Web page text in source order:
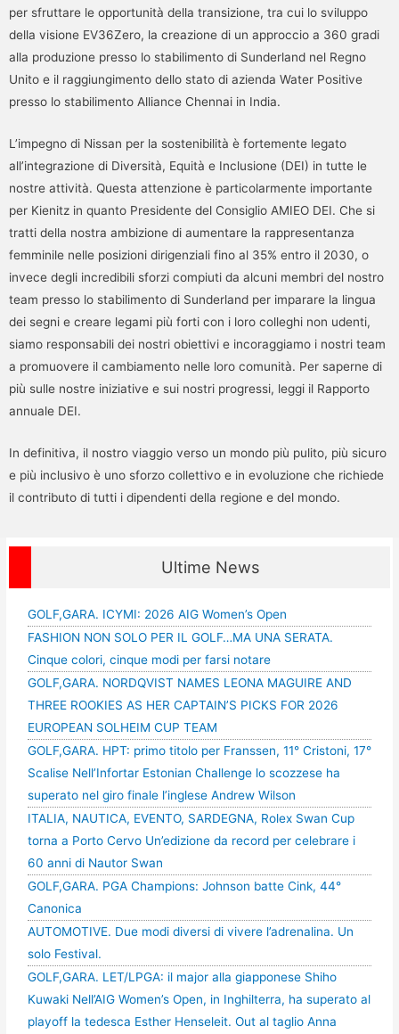
per sfruttare le opportunità della transizione, tra cui lo sviluppo
della visione EV36Zero, la creazione di un approccio a 360 gradi
alla produzione presso lo stabilimento di Sunderland nel Regno
Unito e il raggiungimento dello stato di azienda Water Positive
presso lo stabilimento Alliance Chennai in India.
L’impegno di Nissan per la sostenibilità è fortemente legato
all’integrazione di Diversità, Equità e Inclusione (DEI) in tutte le
nostre attività. Questa attenzione è particolarmente importante
per Kienitz in quanto Presidente del Consiglio AMIEO DEI. Che si
tratti della nostra ambizione di aumentare la rappresentanza
femminile nelle posizioni dirigenziali fino al 35% entro il 2030, o
invece degli incredibili sforzi compiuti da alcuni membri del nostro
team presso lo stabilimento di Sunderland per imparare la lingua
dei segni e creare legami più forti con i loro colleghi non udenti,
siamo responsabili dei nostri obiettivi e incoraggiamo i nostri team
a promuovere il cambiamento nelle loro comunità. Per saperne di
più sulle nostre iniziative e sui nostri progressi, leggi il Rapporto
annuale DEI.
In definitiva, il nostro viaggio verso un mondo più pulito, più sicuro
e più inclusivo è uno sforzo collettivo e in evoluzione che richiede
il contributo di tutti i dipendenti della regione e del mondo.
Ultime News
GOLF,GARA. ICYMI: 2026 AIG Women’s Open
FASHION NON SOLO PER IL GOLF…MA UNA SERATA.
Cinque colori, cinque modi per farsi notare
GOLF,GARA. NORDQVIST NAMES LEONA MAGUIRE AND
THREE ROOKIES AS HER CAPTAIN’S PICKS FOR 2026
EUROPEAN SOLHEIM CUP TEAM
GOLF,GARA. HPT: primo titolo per Franssen, 11° Cristoni, 17°
Scalise Nell’Infortar Estonian Challenge lo scozzese ha
superato nel giro finale l’inglese Andrew Wilson
ITALIA, NAUTICA, EVENTO, SARDEGNA, Rolex Swan Cup
torna a Porto Cervo Un’edizione da record per celebrare i
60 anni di Nautor Swan
GOLF,GARA. PGA Champions: Johnson batte Cink, 44°
Canonica
AUTOMOTIVE. Due modi diversi di vivere l’adrenalina. Un
solo Festival.
GOLF,GARA. LET/LPGA: il major alla giapponese Shiho
Kuwaki Nell’AIG Women’s Open, in Inghilterra, ha superato al
playoff la tedesca Esther Henseleit. Out al taglio Anna